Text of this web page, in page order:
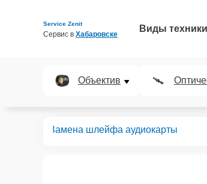
Service Zenit
Сервис в Хабаровске
Виды техники
Объектив
Замена шлейфа аудиокарты